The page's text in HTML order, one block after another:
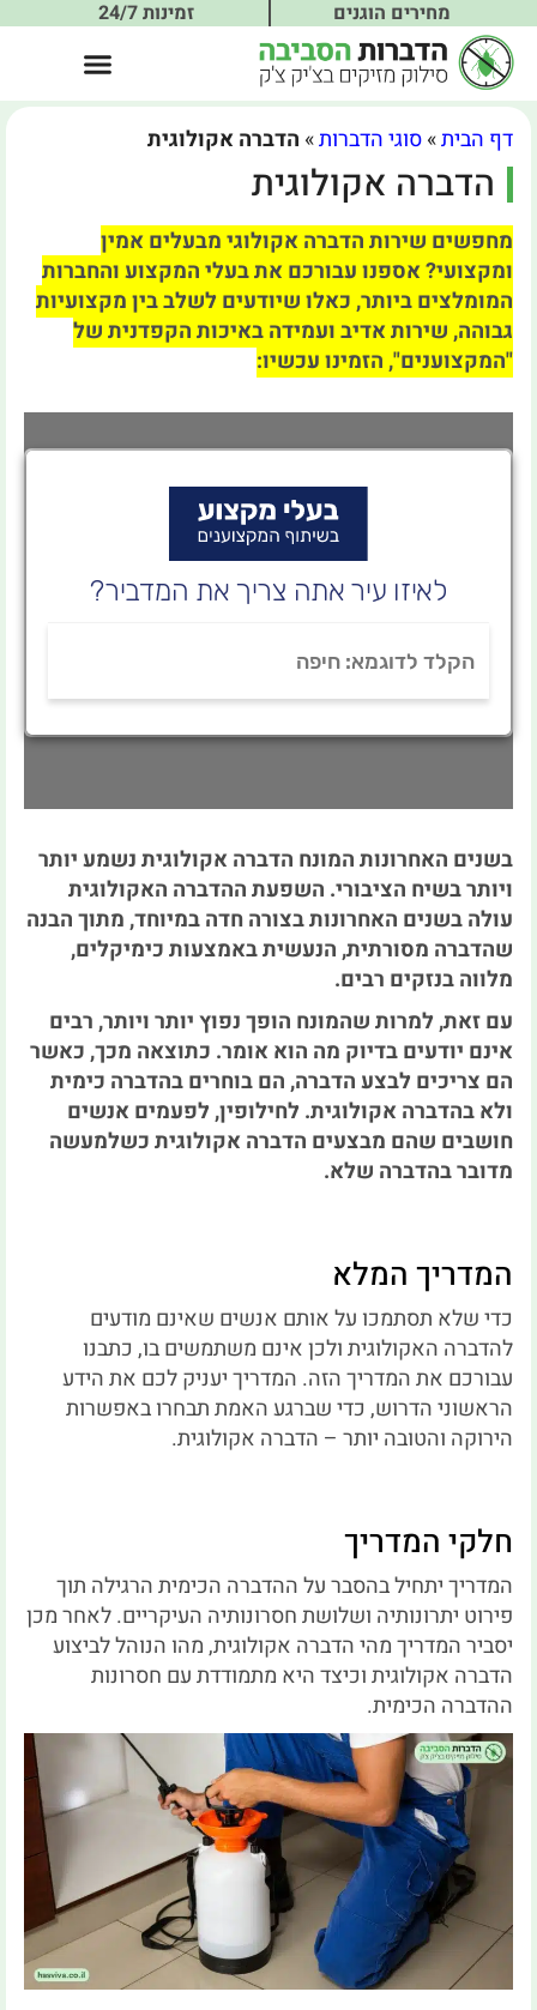
מחירים הוגנים זמינות 24/7
דף הבית»סוגי הדברות» הדברה אקולוגית
הדברה אקולוגית
מחפשים שירות הדברה אקולוגי מבעלים אמין
ומקצועי?אספנו עבורכם את בעלי המקצוע והחברות
המומלצים ביותר, כאלו שיודעים לשלב בין מקצועיות
גבוהה, שירות אדיב ועמידה באיכות הקפדנית של
"המקצוענים", הזמינו עכשיו:
לאיזו עיר אתה צריך את המדביר?
בשנים האחרונות המונח הדברה אקולוגית נשמע יותר
ויותר בשיח הציבורי. השפעת ההדברה האקולוגית
עולה בשנים האחרונות בצורה חדה במיוחד, מתוך הבנה
שהדברה מסורתית, הנעשית באמצעות כימיקלים,
מלווה בנזקים רבים.
עם זאת, למרות שהמונח הופך נפוץ יותר ויותר, רבים
אינם יודעים בדיוק מה הוא אומר. כתוצאה מכך, כאשר
הם צריכים לבצע הדברה, הם בוחרים בהדברה כימית
ולא בהדברה אקולוגית. לחילופין, לפעמים אנשים
חושבים שהם מבצעים הדברה אקולוגית כשלמעשה
מדובר בהדברה שלא.
המדריך המלא
כדי שלא תסתמכו על אותם אנשים שאינם מודעים
להדברה האקולוגית ולכן אינם משתמשים בו, כתבנו
עבורכם את המדריך הזה. המדריך יעניק לכם את הידע
הראשוני הדרוש, כדי שברגע האמת תבחרו באפשרות
הירוקה והטובה יותר – הדברה אקולוגית.
חלקי המדריך
המדריך יתחיל בהסבר על ההדברה הכימית הרגילה תוך
פירוט יתרונותיה ושלושת חסרונותיה העיקריים.לאחר מכן
יסביר המדריך מהי הדברה אקולוגית, מהו הנוהל לביצוע
הדברה אקולוגית וכיצד היא מתמודדת עם חסרונות
ההדברה הכימית.